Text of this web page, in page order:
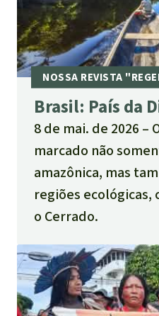
Brasil: País da
8 de mai. de 2026
marcado não
amazônica, mas
regiões ecológicas,
o Cerrado.